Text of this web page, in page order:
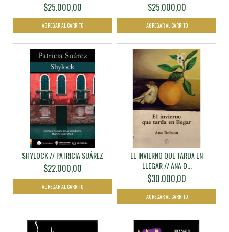
$25.000,00 $25.000,00
SHYLOCK // PATRICIA SUÁREZ
$22.000,00
EL INVIERNO QUE TARDA EN
LLEGAR // ANA D...
$30.000,00